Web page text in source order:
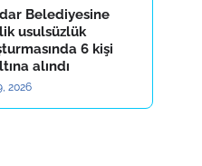
Belediyesine
usulsüzlük
6 kişi
alındı
2026